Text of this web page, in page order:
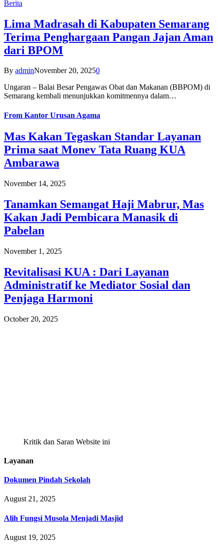
Berita
Lima Madrasah di Kabupaten Semarang
Terima Penghargaan Pangan Jajan Aman
dari BPOM
By adminNovember 20, 20250
Ungaran – Balai Besar Pengawas Obat dan Makanan (BBPOM) di
Semarang kembali menunjukkan komitmennya dalam…
From Kantor Urusan Agama
Mas Kakan Tegaskan Standar Layanan
Prima saat Monev Tata Ruang KUA
Ambarawa
November 14, 2025
Tanamkan Semangat Haji Mabrur, Mas
Kakan Jadi Pembicara Manasik di
Pabelan
November 1, 2025
Revitalisasi KUA : Dari Layanan
Administratif ke Mediator Sosial dan
Penjaga Harmoni
October 20, 2025
Kritik dan Saran Website ini
Layanan
Dokumen Pindah Sekolah
August 21, 2025
Alih Fungsi Musola Menjadi Masjid
August 19, 2025